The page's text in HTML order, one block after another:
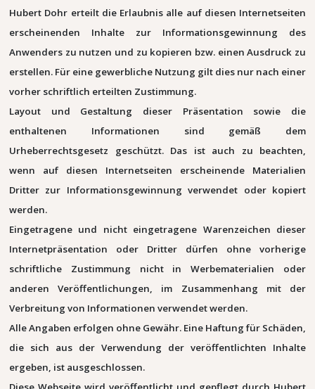
Hubert Dohr erteilt die Erlaubnis alle auf diesen Internetseiten
erscheinenden Inhalte zur Informationsgewinnung des
Anwenders zu nutzen und zu kopieren bzw. einen Ausdruck zu
erstellen. Für eine gewerbliche Nutzung gilt dies nur nach einer
vorher schriftlich erteilten Zustimmung.
Layout und Gestaltung dieser Präsentation sowie die
enthaltenen Informationen sind gemäß dem
Urheberrechtsgesetz geschützt. Das ist auch zu beachten,
wenn auf diesen Internetseiten erscheinende Materialien
Dritter zur Informationsgewinnung verwendet oder kopiert
werden.
Eingetragene und nicht eingetragene Warenzeichen dieser
Internetpräsentation oder Dritter dürfen ohne vorherige
schriftliche Zustimmung nicht in Werbematerialien oder
anderen Veröffentlichungen, im Zusammenhang mit der
Verbreitung von Informationen verwendet werden.
Alle Angaben erfolgen ohne Gewähr. Eine Haftung für Schäden,
die sich aus der Verwendung der veröffentlichten Inhalte
ergeben, ist ausgeschlossen.